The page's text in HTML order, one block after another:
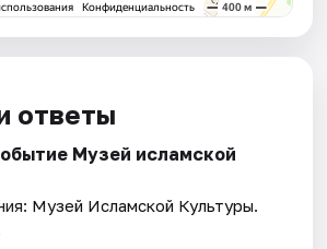
ответы
Музей исламской
Музей Исламской Культуры.